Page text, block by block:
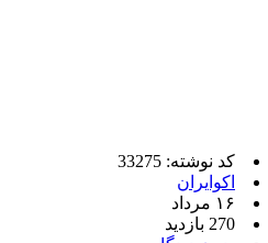
کد نوشته: 33275
اکوایران
۱۶ مرداد
270 بازدید